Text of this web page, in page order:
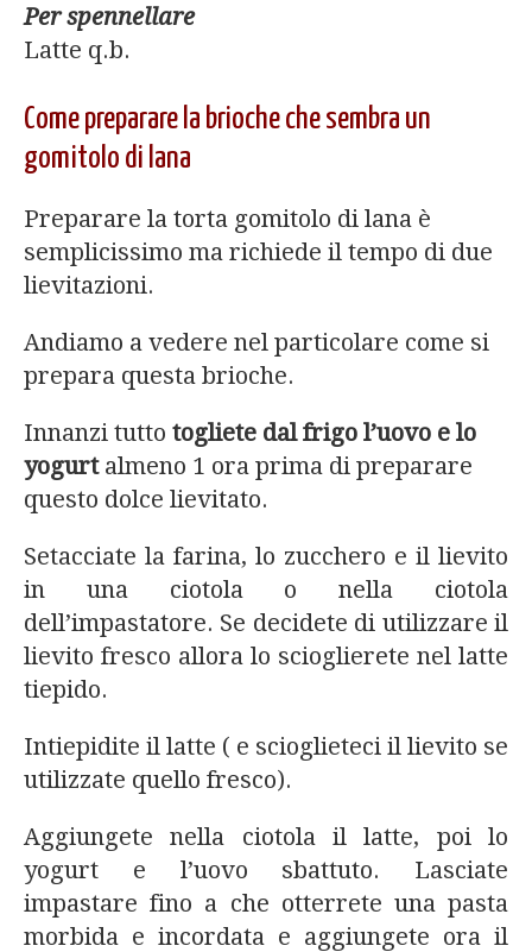
Per spennellare
Latte q.b.
Come preparare la brioche che sembra un
gomitolo di lana
Preparare la torta gomitolo di lana è
semplicissimo ma richiede il tempo di due
lievitazioni.
Andiamo a vedere nel particolare come si
prepara questa brioche.
Innanzi tutto togliete dal frigo l’uovo e lo
yogurtalmeno 1 ora prima di preparare
questo dolce lievitato.
Setacciate la farina, lo zucchero e il lievito
in una ciotola o nella ciotola
dell’impastatore. Se decidete di utilizzare il
lievito fresco allora lo scioglierete nel latte
tiepido.
Intiepidite il latte ( e scioglieteci il lievito se
utilizzate quello fresco).
Aggiungete nella ciotola il latte, poi lo
yogurt e l’uovo sbattuto. Lasciate
impastare fino a che otterrete una pasta
morbida e incordata e aggiungete ora il